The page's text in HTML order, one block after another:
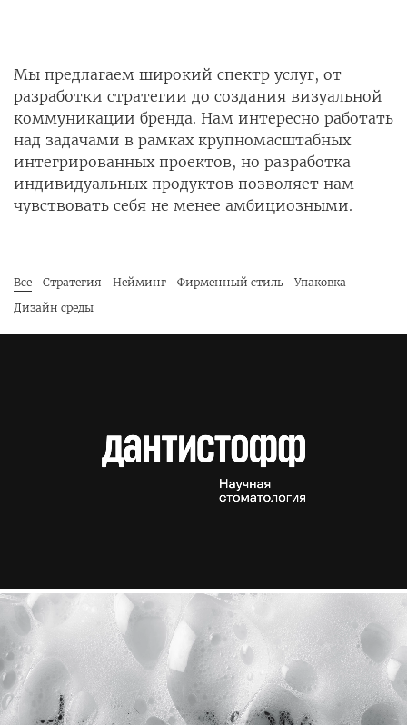
Мы предлагаем широкий спектр услуг, от
разработки стратегии до создания визуальной
коммуникации бренда. Нам интересно работать
над задачами в рамках крупномасштабных
интегрированных проектов, но разработка
индивидуальных продуктов позволяет нам
чувствовать себя не менее амбициозными.
Все Стратегия Нейминг Фирменный стиль
Упаковка
Дизайн среды